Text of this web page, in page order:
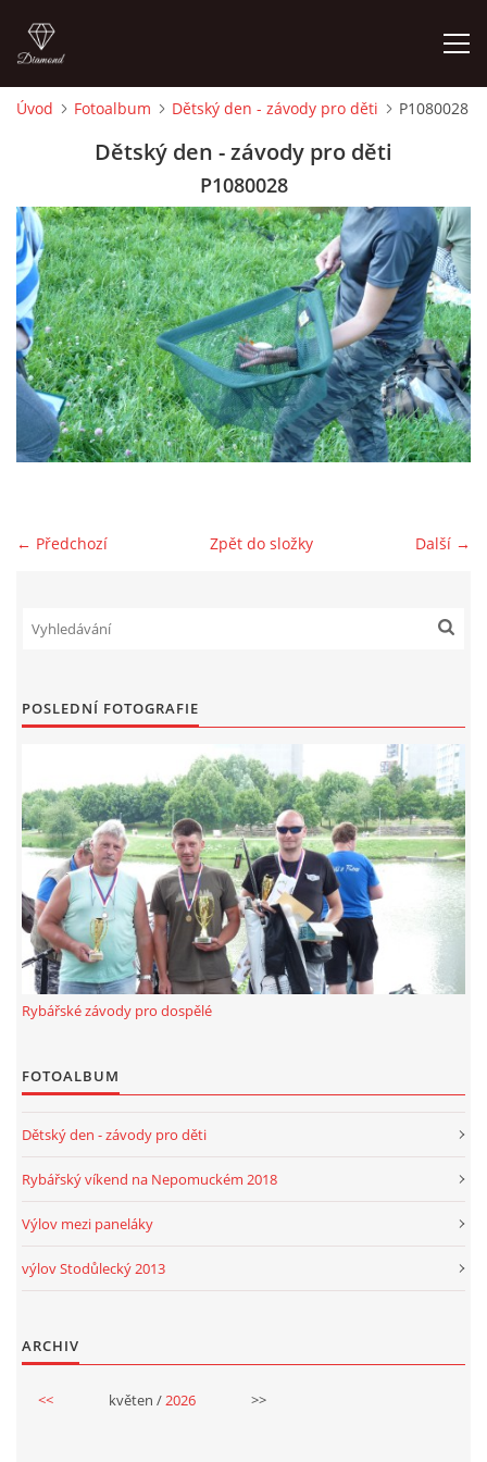
KONTAKT
ČLENSKÝ PŘÍSPĚVEK 2026
OTEVŘENO PRO VEŘEJNOST 2026 - 27
PRVNÍ POVOLENKA ZDARMA
Úvod Fotoalbum Dětský den - závody pro děti P1080028
Dětský den - závody pro děti
P1080028
← Předchozí Další →
Zpět do složky
POSLEDNÍ FOTOGRAFIE
Rybářské závody pro dospělé
FOTOALBUM
Dětský den - závody pro děti
Rybářský víkend na Nepomuckém 2018
Výlov mezi paneláky
výlov Stodůlecký 2013
ARCHIV
<< květen /2026 >>